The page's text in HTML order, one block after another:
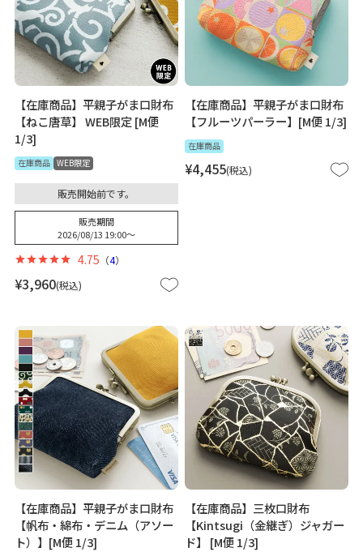
【在庫商品】平親子がま口財布
【ねこ唐草】 WEB限定 [M便
1/3]
在庫商品 WEB限定
¥3,960 税込
販売開始前です。
販売期間
2026/08/13 19:00〜
4.75 （4）
【在庫商品】平親子がま口財布
【フルーツパーラー】[M便 1/3]
在庫商品
¥4,455 税込
【在庫商品】平親子がま口財布
【帆布・綿布・デニム（アソー
ト）】[M便 1/3]
【在庫商品】三枚口財布
【Kintsugi（金継ぎ）ジャガー
ド】 [M便 1/3]